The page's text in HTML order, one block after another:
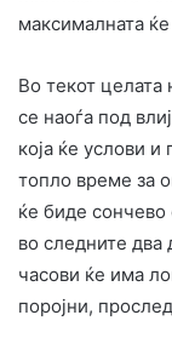
максималната
Во текот
се наоѓа под
која ќе услови
топло време за
ќе биде
во следните два
часови ќе има
поројни,